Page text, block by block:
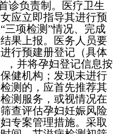
负责制。医疗卫生
应立即指导其进行预
三项检测”情况、完成
果上报。医务人员要
行预建册登记（具体
，并将孕妇登记信息按
健机构；发现未进行
测的，应首先推荐其
测服务，或视情况在
查评估孕妇妊娠风险
专案管理措施。采取